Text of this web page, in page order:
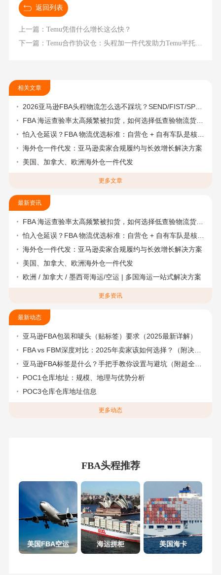
返回列表
上一篇：Temu凭借什么增长这么快？
下一篇：Temu合作协议仓：头程加一件代发助力Temu半托管卖家跨境出海
相关文章
2026亚马逊FBA头程物流怎么选不踩坑？SEND/FIST/SPN官方认证物流商，只有这家敢承诺“准达率第一”
FBA 海运查验率太高频繁被扣货，如何选择低查验物流货代？
怕入仓延误？FBA 物流优选标准：自营仓 + 自有车队是核心硬指标
海外仓一件代发：亚马逊卖家合规履约与长效增长解决方案
美国、加拿大、欧洲海外仓一件代发
更多文章
最新资讯
FBA 海运查验率太高频繁被扣货，如何选择低查验物流货代？
怕入仓延误？FBA 物流优选标准：自营仓 + 自有车队是核心硬指标
海外仓一件代发：亚马逊卖家合规履约与长效增长解决方案
美国、加拿大、欧洲海外仓一件代发
欧洲 / 加拿大 / 墨西哥海运/空运 | 多国海运一站式解决方案
更多资讯
最新动态
亚马逊FBA包装和唛头（贴标签）要求（2025最新详解）
FBA vs FBM深度对比：2025年卖家该如何选择？（附决策流程图）
亚马逊FBA标签是什么？手把手教你设置与避坑（附超全指南）
POC1仓库地址：规模、地理与优势分析
POC3仓库仓库地址信息
更多动态
FBA头程推荐
美国FBA空运 海运拼柜 美国海卡